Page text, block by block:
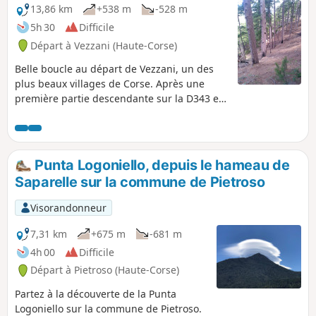
de l'île, sur de nombreux villages du centre
corse, sur la côte orientale, la Mer
Tyrrhénienne et les îles de l'archipel Toscan
,Elbe, Monte-Cristo et Giglio.
13,86 km
+538 m
-528 m
5h 30
Difficile
Départ à Vezzani (Haute-Corse)
Belle boucle au départ de Vezzani, un des
plus beaux villages de Corse. Après une
première partie descendante sur la D343 en
"corse" réellement après le stade pour
devenir très exigeante et difficile. Parcours
ombragé sans balisage jusqu'au Col de Foce
puis pistes forestières très praticables. Cette
deuxième partie reste très facile et agréable
en forêt. Les points de vue sont à tomber !
Punta Logoniello, depuis le hameau de
Saparelle sur la commune de Pietroso
Visorandonneur
7,31 km
+675 m
-681 m
4h 00
Difficile
Départ à Pietroso (Haute-Corse)
Partez à la découverte de la Punta
Logoniello sur la commune de Pietroso.